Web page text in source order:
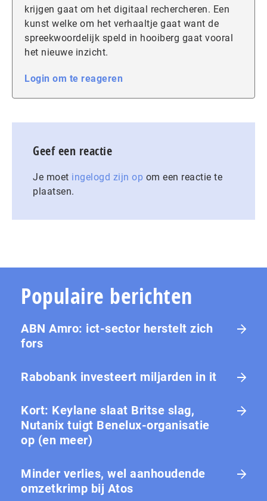
krijgen gaat om het digitaal rechercheren. Een
kunst welke om het verhaaltje gaat want de
spreekwoordelijk speld in hooiberg gaat vooral
het nieuwe inzicht.
Login om te reageren
Geef een reactie
Je moet ingelogd zijn op om een reactie te
plaatsen.
Populaire berichten
ABN Amro: ict-sector herstelt zich
fors
Rabobank investeert miljarden in it
Kort: Keylane slaat Britse slag,
Nutanix tuigt Benelux-organisatie
op (en meer)
Minder verlies, wel aanhoudende
omzetkrimp bij Atos